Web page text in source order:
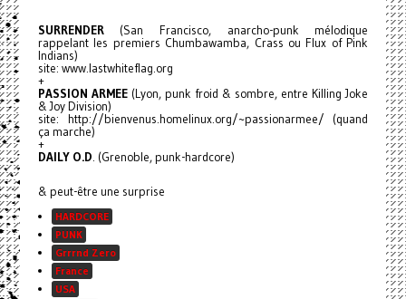
SURRENDER(San Francisco, anarcho-punk mélodique
rappelant les premiers Chumbawamba, Crass ou Flux of Pink
Indians)
site: www.lastwhiteflag.org
+
PASSION ARMEE(Lyon, punk froid & sombre, entre Killing Joke
& Joy Division)
site: http://bienvenus.homelinux.org/~passionarmee/ (quand
ça marche)
+
DAILY O.D. (Grenoble, punk-hardcore)
& peut-être une surprise
HARDCORE
PUNK
Grrrnd Zero
France
USA